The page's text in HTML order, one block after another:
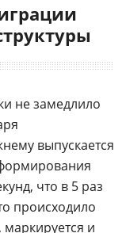
не замедлило
выпускается
что в 5 раз
происходило
и